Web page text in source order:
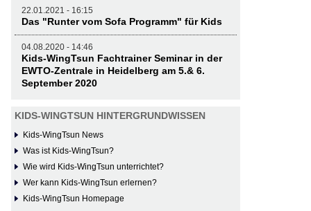
22.01.2021 - 16:15
Das "Runter vom Sofa Programm" für Kids
04.08.2020 - 14:46
Kids-WingTsun Fachtrainer Seminar in der
EWTO-Zentrale in Heidelberg am 5.& 6.
September 2020
KIDS-WINGTSUN HINTERGRUNDWISSEN
Kids-WingTsun News
Was ist Kids-WingTsun?
Wie wird Kids-WingTsun unterrichtet?
Wer kann Kids-WingTsun erlernen?
Kids-WingTsun Homepage